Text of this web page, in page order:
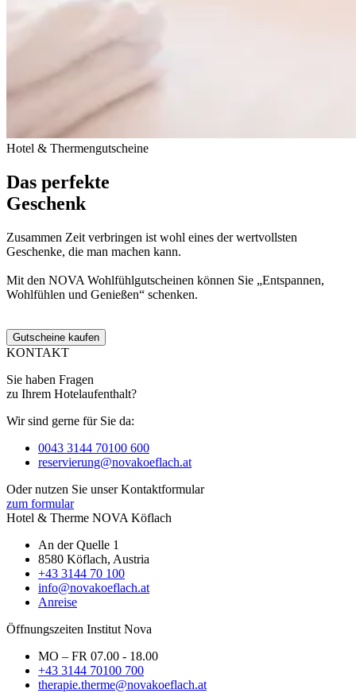
Hotel & Thermengutscheine
Das perfekte
Geschenk
Zusammen Zeit verbringen ist wohl eines der wertvollsten
Geschenke, die man machen kann.
Mit den NOVA Wohlfühlgutscheinen können Sie „Entspannen,
Wohlfühlen und Genießen“ schenken.
Gutscheine kaufen
KONTAKT
Sie haben Fragen
zu Ihrem Hotelaufenthalt?
Wir sind gerne für Sie da:
0043 3144 70100 600
reservierung@novakoeflach.at
Oder nutzen Sie unser Kontaktformular
zum formular
Hotel & Therme NOVA Köflach
An der Quelle 1
8580 Köflach, Austria
+43 3144 70 100
info@novakoeflach.at
Anreise
Öffnungszeiten Institut Nova
MO – FR 07.00 - 18.00
+43 3144 70100 700
therapie.therme@novakoeflach.at